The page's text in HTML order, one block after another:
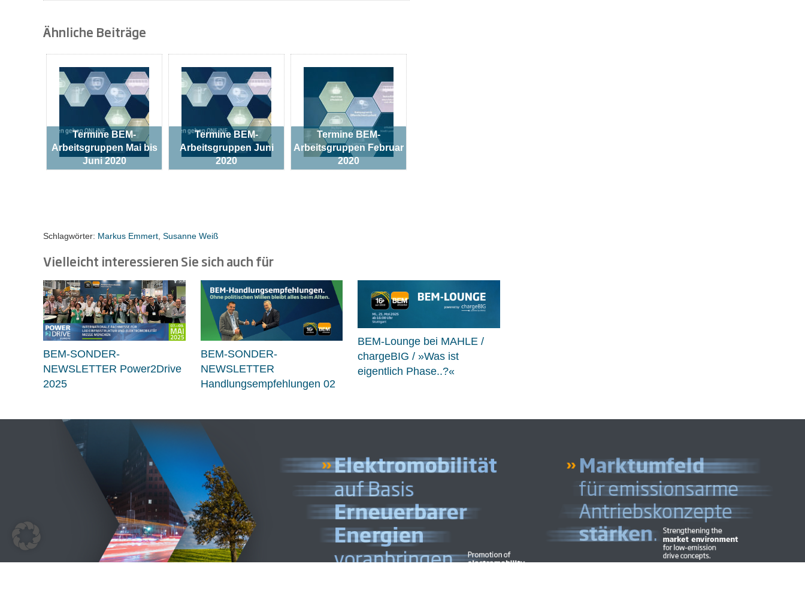
Ähnliche Beiträge
Termine BEM-
Arbeitsgruppen Mai bis
Juni 2020
Termine BEM-
Arbeitsgruppen Juni
2020
Termine BEM-
Arbeitsgruppen Februar
2020
Schlagwörter: Markus Emmert Susanne Weiß
Vielleicht interessieren Sie sich auch für
BEM-SONDER-
NEWSLETTER Power2Drive
2025
BEM-SONDER-
NEWSLETTER
Handlungsempfehlungen 02
BEM-Lounge bei MAHLE /
chargeBIG / »Was ist
eigentlich Phase..?«